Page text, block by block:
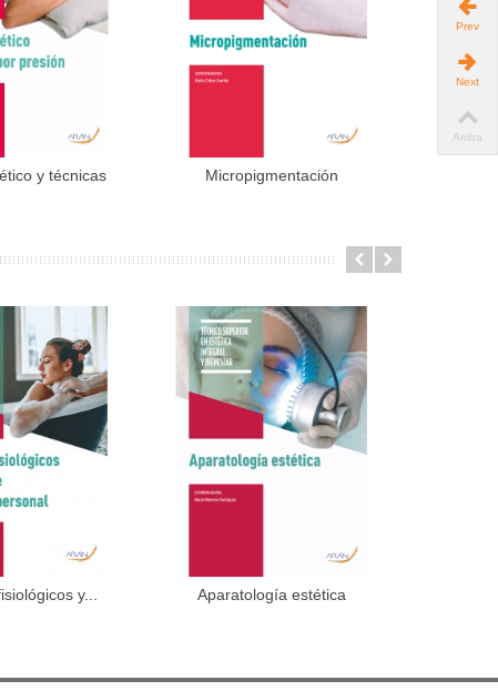
al carrito
y técnicas
Añadir al carrito
Micropigmentación
al carritoy... Añadir al carrito
Aparatología estética
Prev
Next
Arriba